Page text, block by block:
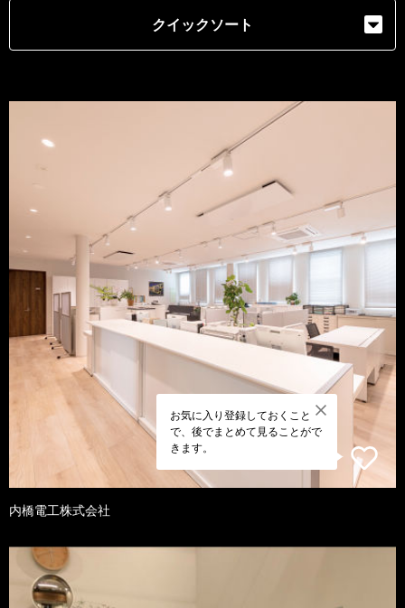
クイックソート
お気に入り登録しておくこと
で、後でまとめて見ることがで
きます。
内橋電工株式会社